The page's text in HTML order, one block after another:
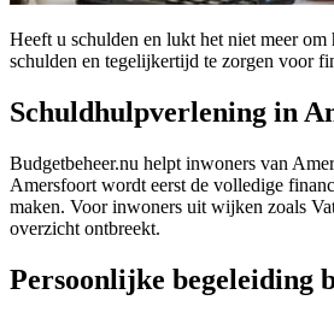
Heeft u schulden en lukt het niet meer
schulden en tegelijkertijd te zorgen voor
Schuldhulpverlening in
Budgetbeheer.nu helpt inwoners van
Amersfoort wordt eerst de volledige
maken. Voor inwoners uit wijken zoals
overzicht ontbreekt.
Persoonlijke begeleiding